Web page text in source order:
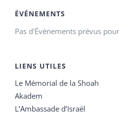
ÉVÉNEMENTS
Pas d'Évènements prévus
LIENS UTILES
Le Mémorial de la Shoah
Akadem
L’Ambassade d’Israël